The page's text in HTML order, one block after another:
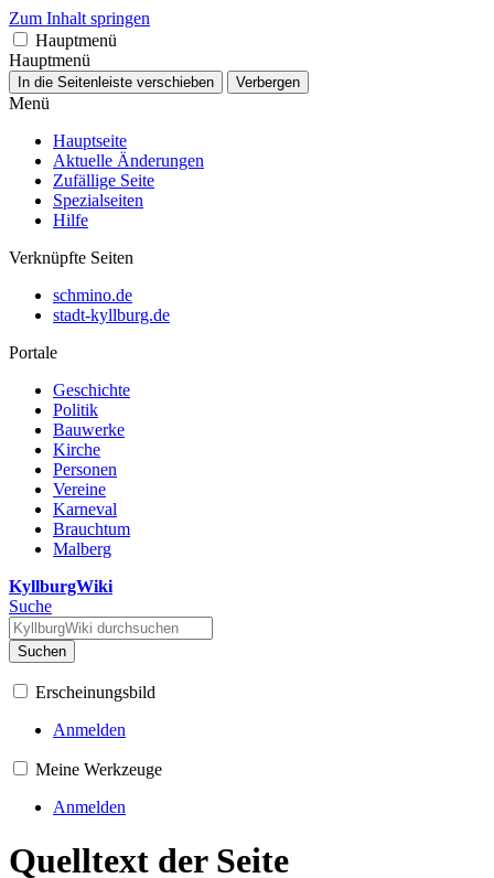
Zum Inhalt springen
Hauptmenü
Hauptmenü
In die Seitenleiste verschieben Verbergen
Menü
Hauptseite
Aktuelle Änderungen
Zufällige Seite
Spezialseiten
Hilfe
Verknüpfte Seiten
schmino.de
stadt-kyllburg.de
Portale
Geschichte
Politik
Bauwerke
Kirche
Personen
Vereine
Karneval
Brauchtum
Malberg
KyllburgWiki
Suche
Suchen
Erscheinungsbild
Anmelden
Meine Werkzeuge
Anmelden
Quelltext der Seite